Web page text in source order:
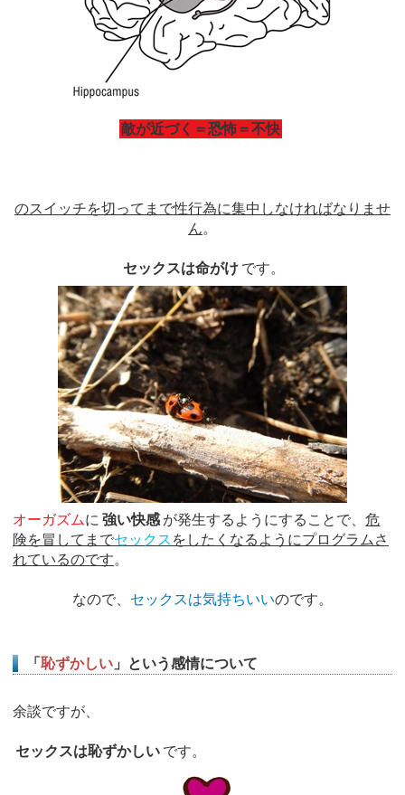
敵が近づく＝恐怖＝不快
のスイッチを切ってまで性行為に集中しなければなりませ
ん。
セックスは命がけ です。
オーガズムに 強い快感 が発生するようにすることで、危
険を冒してまでセックス をしたくなるようにプログラムさ
れているのです。
なので、 セックスは気持ちいいのです。
「 恥ずかしい 」という感情について
余談ですが、
セックスは恥ずかしい です。